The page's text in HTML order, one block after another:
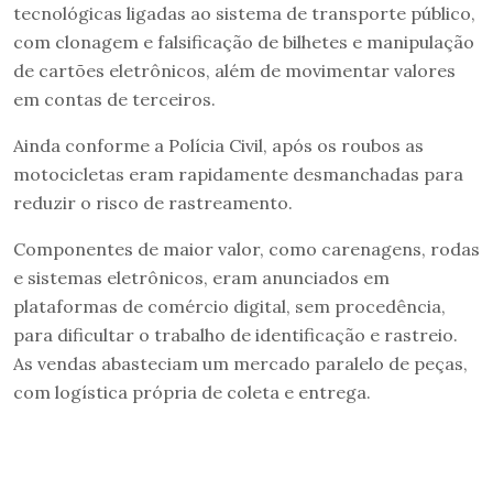
tecnológicas ligadas ao sistema de transporte público,
com clonagem e falsificação de bilhetes e manipulação
de cartões eletrônicos, além de movimentar valores
em contas de terceiros.
Ainda conforme a Polícia Civil, após os roubos as
motocicletas eram rapidamente desmanchadas para
reduzir o risco de rastreamento.
Componentes de maior valor, como carenagens, rodas
e sistemas eletrônicos, eram anunciados em
plataformas de comércio digital, sem procedência,
para dificultar o trabalho de identificação e rastreio.
As vendas abasteciam um mercado paralelo de peças,
com logística própria de coleta e entrega.